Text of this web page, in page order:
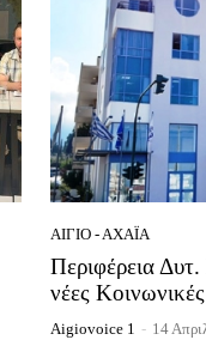
ΑΊΓΙΟ - ΑΧΑΪ́Α
Περιφέρεια
νέες
Aigiovoice 1 - 14